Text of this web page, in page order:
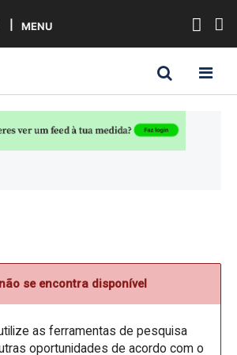
MENU
se encontra disponível
as ferramentas de pesquisa
oportunidades de acordo com o